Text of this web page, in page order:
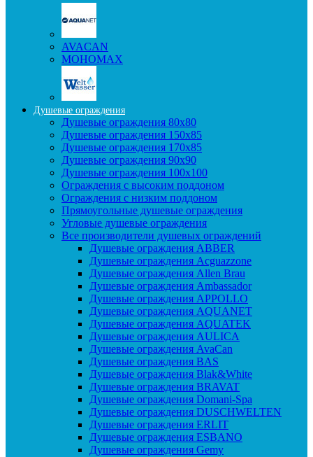
AVACAN
МОНОМАХ
Душевые ограждения
Душевые ограждения 80x80
Душевые ограждения 150x85
Душевые ограждения 170x85
Душевые ограждения 90x90
Душевые ограждения 100x100
Ограждения с высоким поддоном
Ограждения с низким поддоном
Прямоугольные душевые ограждения
Угловые душевые ограждения
Все производители душевых ограждений
Душевые ограждения ABBER
Душевые ограждения Acguazzone
Душевые ограждения Allen Brau
Душевые ограждения Ambassador
Душевые ограждения APPOLLO
Душевые ограждения AQUANET
Душевые ограждения AQUATEK
Душевые ограждения AULICA
Душевые ограждения AvaCan
Душевые ограждения BAS
Душевые ограждения Blak&White
Душевые ограждения BRAVAT
Душевые ограждения Domani-Spa
Душевые ограждения DUSCHWELTEN
Душевые ограждения ERLIT
Душевые ограждения ESBANO
Душевые ограждения Gemy